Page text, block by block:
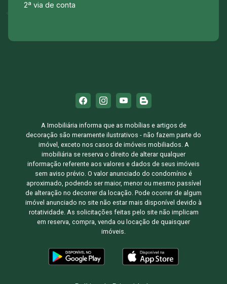
2ª via de conta
A Imobiliária informa que as mobílias e artigos de
decoração são meramente ilustrativos - não fazem parte do
imóvel, exceto nos casos de imóveis mobiliados. A
imobiliária se reserva o direito de alterar qualquer
informação referente aos valores e dados de seus imóveis
sem aviso prévio. O valor anunciado do condomínio é
aproximado, podendo ser maior, menor ou mesmo passível
de alteração no decorrer da locação. Pode ocorrer de algum
imóvel anunciado no site não estar mais disponível devido à
rotatividade. As solicitações feitas pelo site não implicam
em reserva, compra, venda ou locação de quaisquer
imóveis.